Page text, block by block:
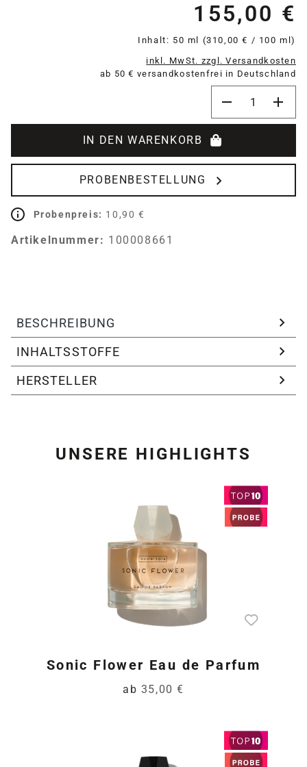
155,00 €
Inhalt: 50 ml (310,00 € / 100 ml)
inkl. MwSt. zzgl. Versandkosten
ab 50 € versandkostenfrei in Deutschland
IN DEN WARENKORB
PROBENBESTELLUNG
Probenpreis: 10,90 €
Artikelnummer: 100008661
BESCHREIBUNG
INHALTSSTOFFE
HERSTELLER
UNSERE HIGHLIGHTS
Sonic Flower Eau de Parfum
ab 35,00 €